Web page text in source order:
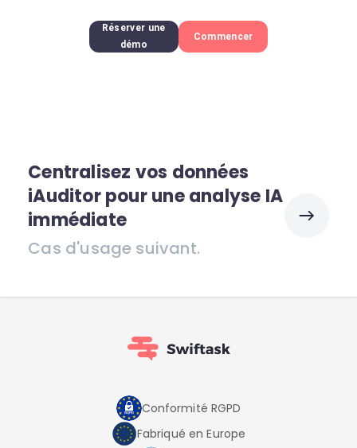
Réserver une
démo
Commencer
Centralisez vos données
iAuditor pour une analyse IA
immédiate
Cas d'usage suivant.
Conformité RGPD
Fabriqué en Europe